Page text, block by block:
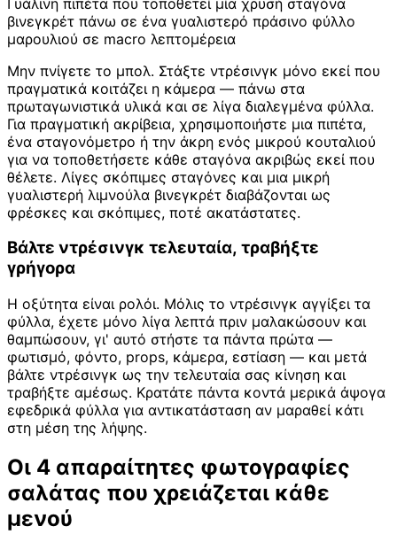
βινεγκρέτ πάνω σε ένα γυαλιστερό πράσινο φύλλο
μαρουλιού σε macro λεπτομέρεια
Μην πνίγετε το μπολ. Στάξτε ντρέσινγκ μόνο εκεί που
πραγματικά κοιτάζει η κάμερα — πάνω στα
πρωταγωνιστικά υλικά και σε λίγα διαλεγμένα φύλλα.
Για πραγματική ακρίβεια, χρησιμοποιήστε μια πιπέτα,
ένα σταγονόμετρο ή την άκρη ενός μικρού κουταλιού
για να τοποθετήσετε κάθε σταγόνα ακριβώς εκεί που
θέλετε. Λίγες σκόπιμες σταγόνες και μια μικρή
γυαλιστερή λιμνούλα βινεγκρέτ διαβάζονται ως
φρέσκες και σκόπιμες, ποτέ ακατάστατες.
Βάλτε ντρέσινγκ τελευταία, τραβήξτε
γρήγορα
Η οξύτητα είναι ρολόι. Μόλις το ντρέσινγκ αγγίξει τα
φύλλα, έχετε μόνο λίγα λεπτά πριν μαλακώσουν και
θαμπώσουν, γι' αυτό στήστε τα πάντα πρώτα —
φωτισμό, φόντο, props, κάμερα, εστίαση — και μετά
βάλτε ντρέσινγκ ως την τελευταία σας κίνηση και
τραβήξτε αμέσως. Κρατάτε πάντα κοντά μερικά άψογα
εφεδρικά φύλλα για αντικατάσταση αν μαραθεί κάτι
στη μέση της λήψης.
Οι 4 απαραίτητες φωτογραφίες
σαλάτας που χρειάζεται κάθε
μενού